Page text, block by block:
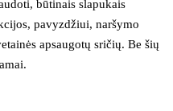
būtinais slapukais
pavyzdžiui, naršymo
apsaugotų sričių. Be šių